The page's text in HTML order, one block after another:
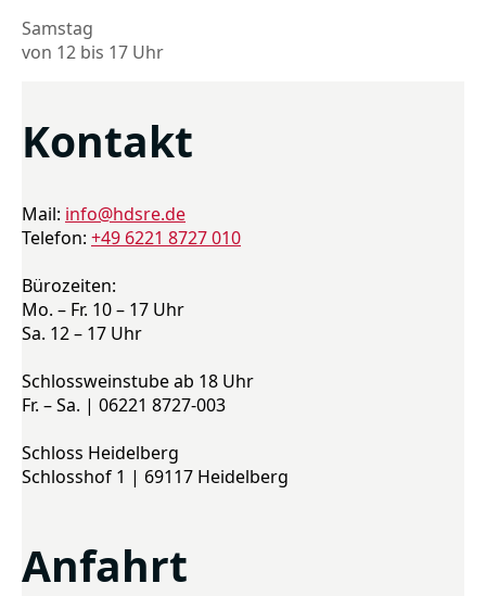
Samstag
von 12 bis 17 Uhr
Kontakt
Mail: info@hdsre.de
Telefon: +49 6221 8727 010
Bürozeiten:
Mo. – Fr. 10 – 17 Uhr
Sa. 12 – 17 Uhr
Schlossweinstube ab 18 Uhr
Fr. – Sa. | 06221 8727-003
Schloss Heidelberg
Schlosshof 1 | 69117 Heidelberg
Anfahrt